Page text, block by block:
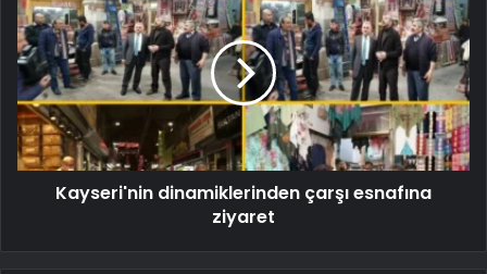
Kayseri'nin dinamiklerinden çarşı esnafına
ziyaret